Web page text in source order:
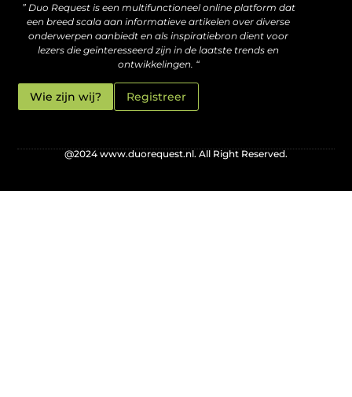
” Duo Request is een multifunctioneel online platform dat
een breed scala aan informatieve artikelen over diverse
onderwerpen aanbiedt en als inspiratiebron dient voor
lezers die geïnteresseerd zijn in de laatste trends en
ontwikkelingen. “
Wie zijn wij? Registreer
@2024 www.duorequest.nl. All Right Reserved.